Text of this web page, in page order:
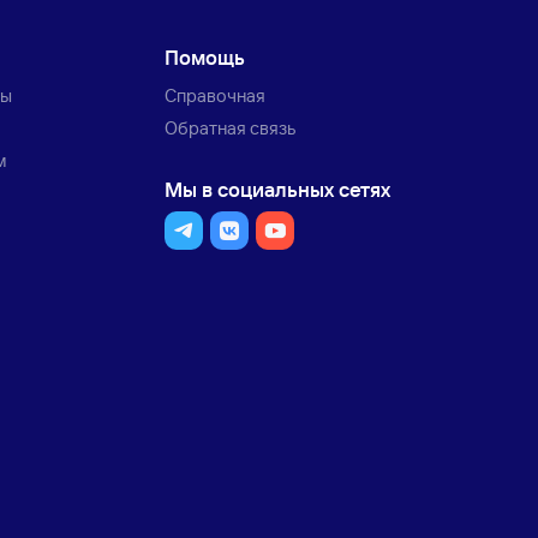
Помощь
Справочная
Обратная связь
Мы в социальных сетях